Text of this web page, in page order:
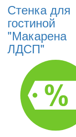
Стенка для
гостиной
"Макарена
ЛДСП"